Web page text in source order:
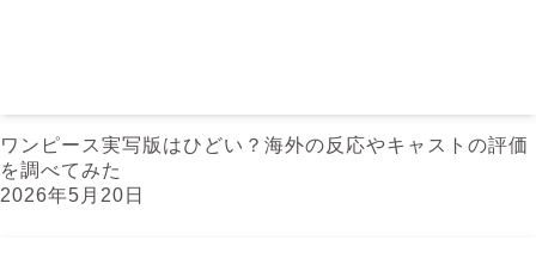
ワンピース実写版はひどい？海外の反応やキャストの評価
を調べてみた
2026年5月20日